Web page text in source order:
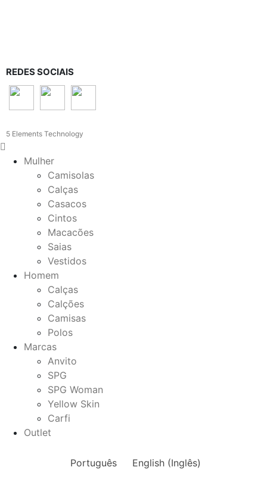
REDES SOCIAIS
5 Elements Technology
Mulher
Camisolas
Calças
Casacos
Cintos
Macacões
Saias
Vestidos
Homem
Calças
Calções
Camisas
Polos
Marcas
Anvito
SPG
SPG Woman
Yellow Skin
Carfi
Outlet
Português English(Inglês)